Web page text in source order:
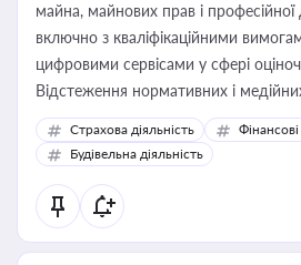
майна, майнових прав і професійної
включно з кваліфікаційними
цифровими сервісами у сфері
Відстеження нормативних і
корисне для власника бізнесу,
бухгалтера під час оподаткування,
державного майна, корпоративних
статусу суб'єктів оціночної діяльності
Страхова діяльність
Будівельна діяльність